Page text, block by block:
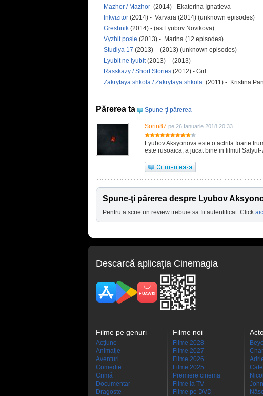
Mazhor / Mazhor (2014) - Ekaterina Ignatieva
Inkvizitor (2014) - Varvara (2014) (unknown episodes)
Greshnik (2014) - (as Lyubov Novikova)
Vyzhit posle (2013) - Marina (12 episodes)
Studiya 17 (2013) - (2013) (unknown episodes)
Lyubit ne lyubit(2013) - (2013)
Rasskazy / Short Stories (2012) - Girl
Zakrytaya shkola / Zakrytaya shkola (2011) - Kristina
Părerea ta Spune-ţi părerea
Sorin87 pe 26 Ianuarie 2018 20:33
Lyubov Aksyonova este o actrita foarte
este rusoaica, a jucat bine in filmul
Spune-ţi părerea despre Lyubov
Pentru a scrie un review trebuie sa fii autentificat. Click
Descarcă aplicaţia Cinemagia
Filme pe genuri
Acţiune
Animaţie
Aventuri
Comedie
Crimă
Documentar
Dragoste
Filme noi
Filme 2028
Filme 2027
Filme 2026
Filme 2025
Premiere cinema
Filme la TV
Filme pe DVD